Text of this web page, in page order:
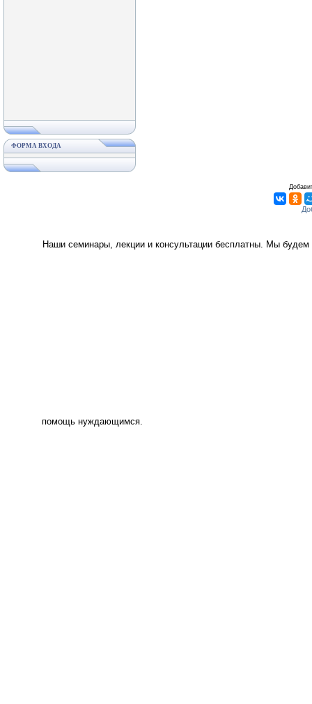
ФОРМА ВХОДА
Наши семинары, лекции и консультации бесплатны. Мы
помощь нуждающимся.